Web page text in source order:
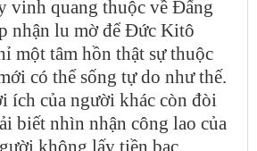
vinh quang thuộc về Đấng
nhận lu mờ để Đức Kitô
một tâm hồn thật sự thuộc
có thể sống tự do như thế.
ích của người khác còn đòi
biết nhìn nhận công lao của